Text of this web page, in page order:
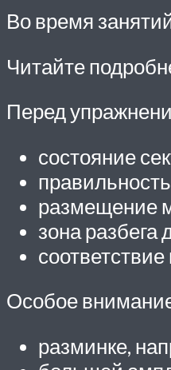
Во время
Читайте
Перед
состояние
размещение
зона разбега
Особое
разминке,